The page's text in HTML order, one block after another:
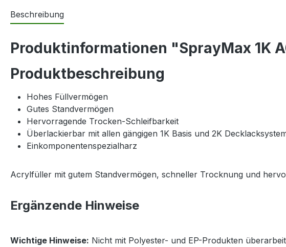
Beschreibung
Produktinformationen "SprayMax 1K
Produktbeschreibung
Hohes Füllvermögen
Gutes Standvermögen
Hervorragende Trocken-Schleifbarkeit
Überlackierbar mit allen gängigen 1K Basis und 2K
Einkomponentenspezialharz
Acrylfüller mit gutem Standvermögen, schneller Trocknung und
Ergänzende Hinweise
Wichtige Hinweise: Nicht mit Polyester- und EP-Produkten